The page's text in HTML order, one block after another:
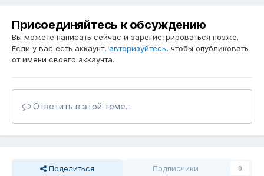
Присоединяйтесь к обсуждению
Вы можете написать сейчас и зарегистрироваться позже.
Если у вас есть аккаунт, авторизуйтесь, чтобы опубликовать
от имени своего аккаунта.
Ответить в этой теме...
Поделиться Подписчики 0